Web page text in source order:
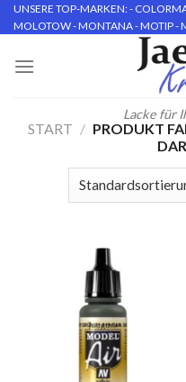
Skip
to
UNSERE TOP-MARKEN: -
MOLOTOW - MONTANA - MOTIP -
Lacke für
START / PRODUKT